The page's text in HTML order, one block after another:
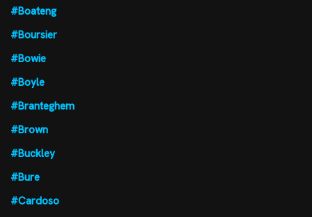
#Boateng
#Boursier
#Bowie
#Boyle
#Branteghem
#Brown
#Buckley
#Bure
#Cardoso